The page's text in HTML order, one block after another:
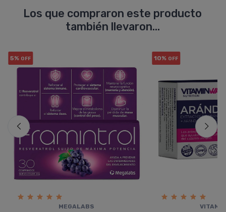
Los que compraron este producto
también llevaron...
5% OFF
MEGALABS
10% OFF